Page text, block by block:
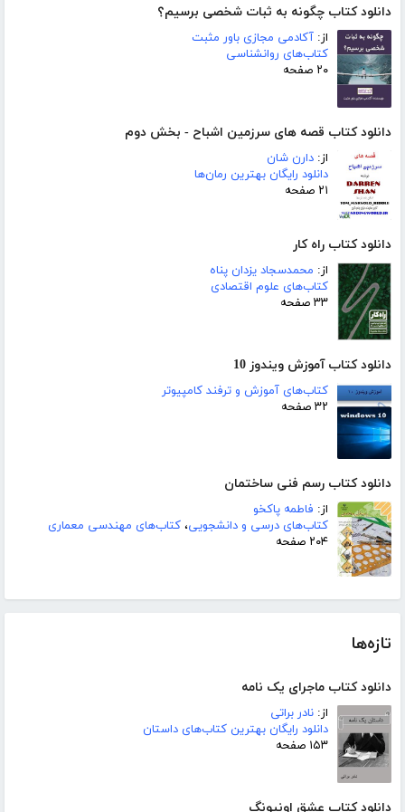
دانلود کتاب چگونه به ثبات شخصی برسیم؟
از: آکادمی مجازی باور مثبت
کتاب‌های روانشناسی
۲۰ صفحه
دانلود کتاب قصه های سرزمین اشباح - بخش دوم
از: دارن شان
دانلود رایگان بهترین رمان‌ها
۲۱ صفحه
دانلود کتاب راه کار
از: محمدسجاد یزدان پناه
کتاب‌های علوم اقتصادی
۳۳ صفحه
دانلود کتاب آموزش ویندوز 10
کتاب‌های آموزش و ترفند کامپیوتر
۳۲ صفحه
دانلود کتاب رسم فنی ساختمان
از: فاطمه پاکخو
کتاب‌های درسی و دانشجویی، کتاب‌های مهندسی معماری
۲۰۴ صفحه
تازه‌ها
دانلود کتاب ماجرای یک نامه
از: نادر براتی
دانلود رایگان بهترین کتاب‌های داستان
۱۵۳ صفحه
دانلود کتاب عشق اونیونگ